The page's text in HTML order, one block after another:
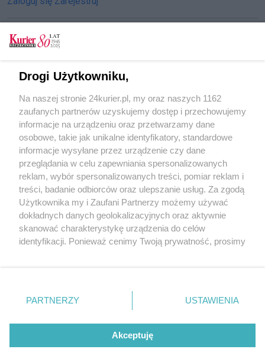
Plenerowe śniadanie z atrakcjami. W ogrodzie
Willi Lentza [GALERIA]
Willa Lentza. Styczeń w rytmie tanga
POGODA
17℃
Zobacz prognozę na 3 dni
Copyright © 2022 Kurier Szczeciński sp. z o.o.
Wszelkie prawa zastrzeżone
Nota wydawnicza
Nota prawna
Polityka prywatności
Reklama
Drogi Użytkowniku,
Na naszej stronie 24kurier.pl, my oraz naszych 1162
zaufanych partnerów uzyskujemy dostęp i przechowujemy
informacje na urządzeniu oraz przetwarzamy dane
osobowe, takie jak unikalne identyfikatory, standardowe
informacje wysyłane przez urządzenie czy dane
przeglądania w celu zapewniania spersonalizowanych
reklam, wybór spersonalizowanych treści, pomiar reklam i
treści, badanie odbiorców oraz ulepszanie usług. Za zgodą
Użytkownika my i Zaufani Partnerzy możemy używać
dokładnych danych geolokalizacyjnych oraz aktywnie
skanować charakterystykę urządzenia do celów
identyfikacji. Ponieważ cenimy Twoją prywatność, prosimy
prywatności znajdujący się w lewym dolnym rogu strony
. Niektóre rodzaje przetwarzania danych nie wymagają
takiemu przetwarzaniu. Preferencje będą miały
zastosowania tylko na tej witrynie.
PARTNERZY USTAWIENIA
Akceptuję